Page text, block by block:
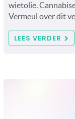
wietolie.
Vermeul over dit
LEES VERDER